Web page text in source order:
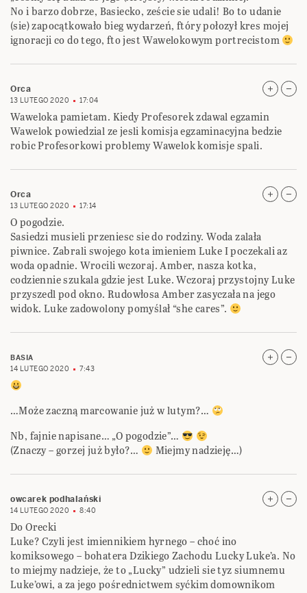
No i barzo dobrze, Basiecko, zeście sie udali! Bo to udanie
(sie) zapocątkowało bieg wydarzeń, ftóry połozył kres mojej
ignoracji co do tego, fto jest Wawelokowym portrecistom
Orca
13 LUTEGO 2020 17:04
Waweloka pamietam. Kiedy Profesorek zdawal egzamin
Wawelok powiedzial ze jesli komisja egzaminacyjna bedzie
robic Profesorkowi problemy Wawelok komisje spali.
Orca
13 LUTEGO 2020 17:14
O pogodzie.
Sasiedzi musieli przeniesc sie do rodziny. Woda zalała
piwnice. Zabrali swojego kota imieniem Luke I poczekali az
woda opadnie. Wrocili wczoraj. Amber, nasza kotka,
codziennie szukala gdzie jest Luke. Wczoraj przystojny Luke
przyszedl pod okno. Rudowłosa Amber zasyczała na jego
widok. Luke zadowolony pomyślał “she cares”.
BASIA
14 LUTEGO 2020
7:43
…Może zaczną marcowanie już w lutym?…
Nb, fajnie napisane… „O pogodzie”…
(Znaczy – gorzej już było?…
Miejmy nadzieję…)
owcarek podhalański
14 LUTEGO 2020 8:40
Do Orecki
Luke? Czyli jest imiennikiem hyrnego – choć ino
komiksowego – bohatera Dzikiego Zachodu Lucky Luke’a. No
to miejmy nadzieje, że to „Lucky” udzieli sie tyz siumnemu
Luke’owi, a za jego pośrednictwem syćkim domownikom